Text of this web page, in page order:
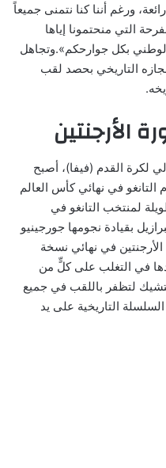
ورغم أننا كنا نتمنى جميعاً
التي منحتمونا إياها
بكل جوارحكم».وتجاهل
التاريخي بحصد لقب
الأرجنتين
لكرة القدم (فيفا)، أصبح
منذ 42 عاماً يهزم التانغو في نهائي كأس العالم
لمنتخب التانغو في
بقيادة نجومها جورجينيو
الأرجنتين في نهائي نسخة
بعدها في التغلب على كلٍّ من
لتظفر باللقب في جميع
التاريخية على يد